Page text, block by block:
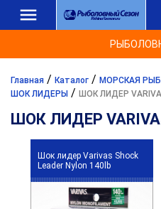
Главная / Каталог / МОРСКАЯ
ШОК ЛИДЕРЫ / ШОК ЛИДЕР
ШОК ЛИДЕР
Шок лидер Varivas Shock
Leader Nylon 140lb